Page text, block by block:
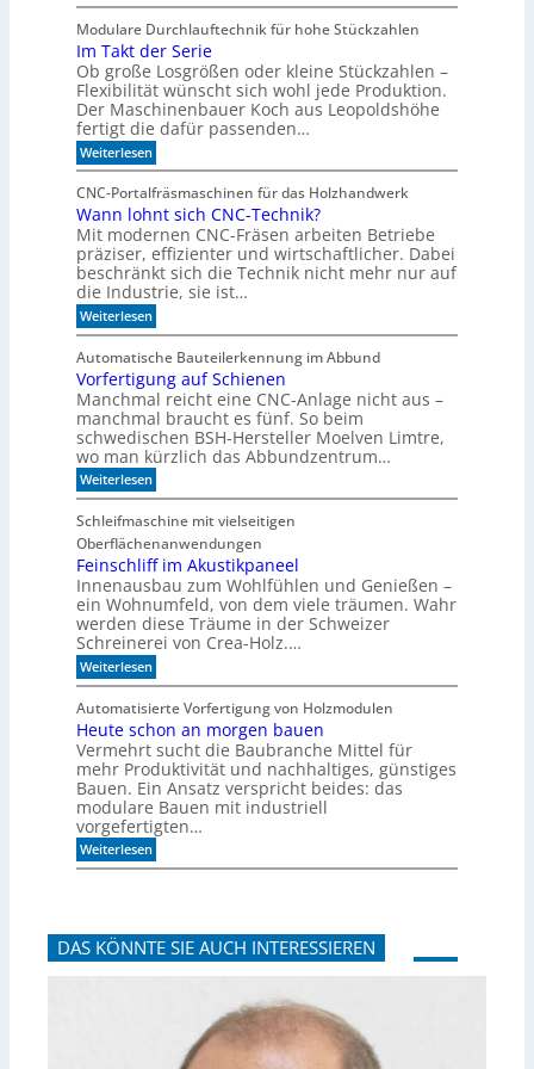
z
t
m
i
d
e
r
Z
e
i
t
e
h
e
n
o
n
d
e
r
B
o
r
k
e
z
u
m
B
ü
c
h
e
r
r
e
a
l
Modulare Durchlauftechnik für hohe Stückzahlen
Im Takt der Serie
Ob große Losgrößen oder kleine Stückzahlen –
Flexibilität wünscht sich wohl jede Produktion.
Der Maschinenbauer Koch aus Leopoldshöhe
fertigt die dafür passenden…
Weiterlesen:
I
m
T
a
k
t
d
e
r
S
e
r
i
e
CNC-Portalfräsmaschinen für das Holzhandwerk
Wann lohnt sich CNC-Technik?
Mit modernen CNC-Fräsen arbeiten Betriebe
präziser, effizienter und wirtschaftlicher. Dabei
beschränkt sich die Technik nicht mehr nur auf
die Industrie, sie ist…
Weiterlesen:
W
a
n
n
l
o
h
n
t
s
i
c
h
C
N
C
-
T
e
c
h
n
k
?
Automatische Bauteilerkennung im Abbund
Vorfertigung auf Schienen
Manchmal reicht eine CNC-Anlage nicht aus –
manchmal braucht es fünf. So beim
schwedischen BSH-Hersteller Moelven Limtre,
wo man kürzlich das Abbundzentrum…
Weiterlesen:
V
o
r
f
e
r
t
i
g
u
g
u
f
S
c
h
i
e
n
e
n
Schleifmaschine mit vielseitigen
Oberflächenanwendungen
Feinschliff im Akustikpaneel
Innenausbau zum Wohlfühlen und Genießen –
ein Wohnumfeld, von dem viele träumen. Wahr
werden diese Träume in der Schweizer
Schreinerei von Crea-Holz.…
Weiterlesen:
F
i
n
s
c
h
l
i
f
f
i
u
s
t
Automatisierte Vorfertigung von Holzmodulen
Heute schon an morgen bauen
Vermehrt sucht die Baubranche Mittel für
mehr Produktivität und nachhaltiges, günstiges
Bauen. Ein Ansatz verspricht beides: das
modulare Bauen mit industriell
vorgefertigten…
Weiterlesen:
H
e
s
c
DAS KÖNNTE SIE AUCH INTERESSIEREN